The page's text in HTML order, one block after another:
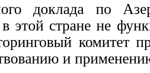
доклада по
этой стране не
комитет
и